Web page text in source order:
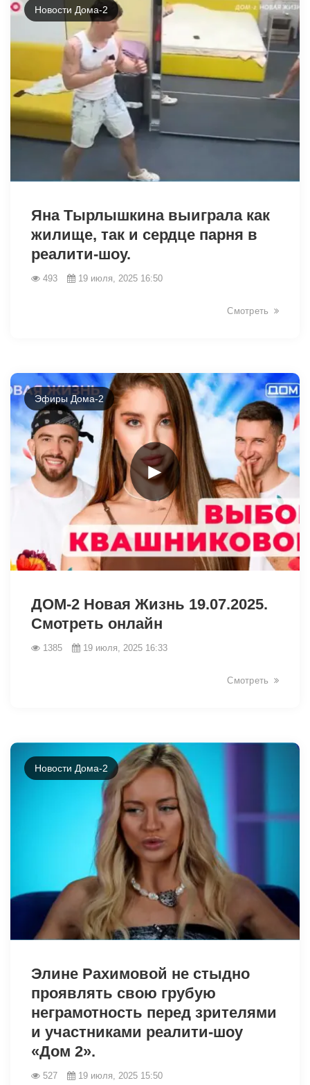
Новости Дома-2
Яна Тырлышкина выиграла как
жилище, так и сердце парня в
реалити-шоу.
493 19 июля, 2025 16:50
Смотреть
►
Эфиры Дома-2
ДОМ-2 Новая Жизнь 19.07.2025.
Смотреть онлайн
1385 19 июля, 2025 16:33
Смотреть
Новости Дома-2
Элине Рахимовой не стыдно
проявлять свою грубую
неграмотность перед зрителями
и участниками реалити-шоу
«Дом 2».
527 19 июля, 2025 15:50